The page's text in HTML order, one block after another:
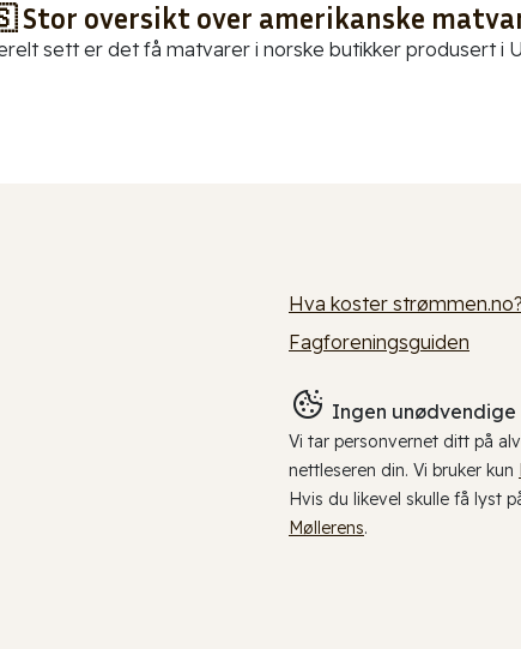
oversikt over amerikanske
sett er det få matvarer i norske butikker produsert i
Hva koster strømmen.no?
Fagforeningsguiden
Ingen unødvendige
Vi tar personvernet ditt på
nettleseren din. Vi bruker kun
Hvis du likevel skulle få lyst
Møllerens.